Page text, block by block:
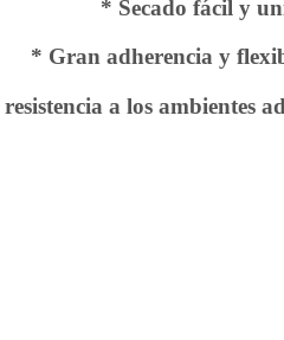
* Secado fácil y
* Gran adherencia y
a los ambientes